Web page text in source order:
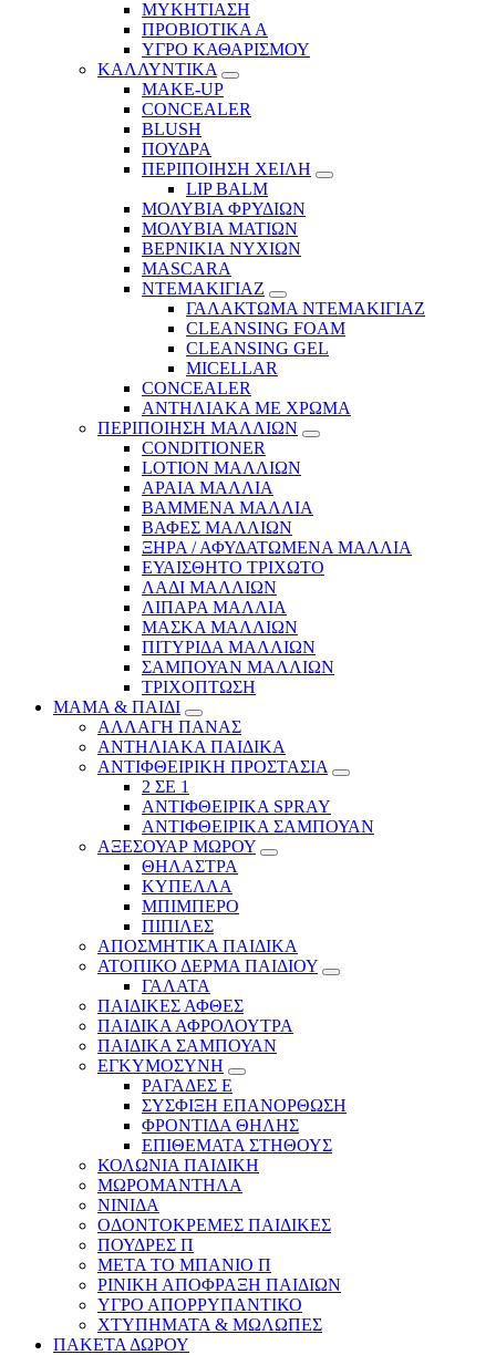
ΜΥΚΗΤΙΑΣΗ
ΠΡΟΒΙΟΤΙΚΑ Α
ΥΓΡΟ ΚΑΘΑΡΙΣΜΟΥ
ΚΑΛΛΥΝΤΙΚΑ
MAKE-UP
CONCEALER
BLUSH
ΠΟΥΔΡΑ
ΠΕΡΙΠΟΙΗΣΗ ΧΕΙΛΗ
LIP BALM
ΜΟΛΥΒΙΑ ΦΡΥΔΙΩΝ
ΜΟΛΥΒΙΑ ΜΑΤΙΩΝ
ΒΕΡΝΙΚΙΑ ΝΥΧΙΩΝ
MASCARA
ΝΤΕΜΑΚΙΓΙΑΖ
ΓΑΛΑΚΤΩΜΑ ΝΤΕΜΑΚΙΓΙΑΖ
CLEANSING FOAM
CLEANSING GEL
MICELLAR
CONCEALER
ΑΝΤΗΛΙΑΚΑ ΜΕ ΧΡΩΜΑ
ΠΕΡΙΠΟΙΗΣΗ ΜΑΛΛΙΩΝ
CONDITIONER
LOTION ΜΑΛΛΙΩΝ
ΑΡΑΙΑ ΜΑΛΛΙΑ
ΒΑΜΜΕΝΑ ΜΑΛΛΙΑ
ΒΑΦΕΣ ΜΑΛΛΙΩΝ
ΞΗΡΑ / ΑΦΥΔΑΤΩΜΕΝΑ ΜΑΛΛΙΑ
ΕΥΑΙΣΘΗΤΟ ΤΡΙΧΩΤΟ
ΛΑΔΙ ΜΑΛΛΙΩΝ
ΛΙΠΑΡΑ ΜΑΛΛΙΑ
ΜΑΣΚΑ ΜΑΛΛΙΩΝ
ΠΙΤΥΡΙΔΑ ΜΑΛΛΙΩΝ
ΣΑΜΠΟΥΑΝ ΜΑΛΛΙΩΝ
ΤΡΙΧΟΠΤΩΣΗ
ΜΑΜΑ & ΠΑΙΔΙ
ΑΛΛΑΓΗ ΠΑΝΑΣ
ΑΝΤΗΛΙΑΚΑ ΠΑΙΔΙΚΑ
ΑΝΤΙΦΘΕΙΡΙΚΗ ΠΡΟΣΤΑΣΙΑ
2 ΣΕ 1
ΑΝΤΙΦΘΕΙΡΙΚΑ SPRAY
ΑΝΤΙΦΘΕΙΡΙΚΑ ΣΑΜΠΟΥΑΝ
ΑΞΕΣΟΥΑΡ ΜΩΡΟΥ
ΘΗΛΑΣΤΡΑ
ΚΥΠΕΛΛΑ
ΜΠΙΜΠΕΡΟ
ΠΙΠΙΛΕΣ
ΑΠΟΣΜΗΤΙΚΑ ΠΑΙΔΙΚΑ
ΑΤΟΠΙΚΟ ΔΕΡΜΑ ΠΑΙΔΙΟΥ
ΓΑΛΑΤΑ
ΠΑΙΔΙΚΕΣ ΑΦΘΕΣ
ΠΑΙΔΙΚΑ ΑΦΡΟΛΟΥΤΡΑ
ΠΑΙΔΙΚΑ ΣΑΜΠΟΥΑΝ
ΕΓΚΥΜΟΣΥΝΗ
ΡΑΓΑΔΕΣ Ε
ΣΥΣΦΙΞΗ ΕΠΑΝΟΡΘΩΣΗ
ΦΡΟΝΤΙΔΑ ΘΗΛΗΣ
ΕΠΙΘΕΜΑΤΑ ΣΤΗΘΟΥΣ
ΚΟΛΩΝΙΑ ΠΑΙΔΙΚΗ
ΜΩΡΟΜΑΝΤΗΛΑ
ΝΙΝΙΔΑ
ΟΔΟΝΤΟΚΡΕΜΕΣ ΠΑΙΔΙΚΕΣ
ΠΟΥΔΡΕΣ Π
ΜΕΤΑ ΤΟ ΜΠΑΝΙΟ Π
ΡΙΝΙΚΗ ΑΠΟΦΡΑΞΗ ΠΑΙΔΙΩΝ
ΥΓΡΟ ΑΠΟΡΡΥΠΑΝΤΙΚΟ
ΧΤΥΠΗΜΑΤΑ & ΜΩΛΩΠΕΣ
ΠΑΚΕΤΑ ΔΩΡΟΥ